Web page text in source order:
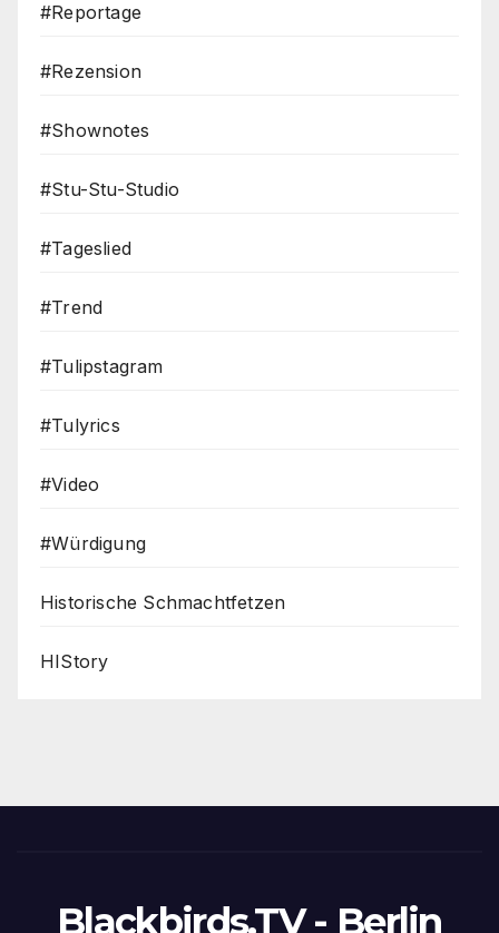
#Reportage
#Rezension
#Shownotes
#Stu-Stu-Studio
#Tageslied
#Trend
#Tulipstagram
#Tulyrics
#Video
#Würdigung
Historische Schmachtfetzen
HIStory
Blackbirds.TV - Berlin